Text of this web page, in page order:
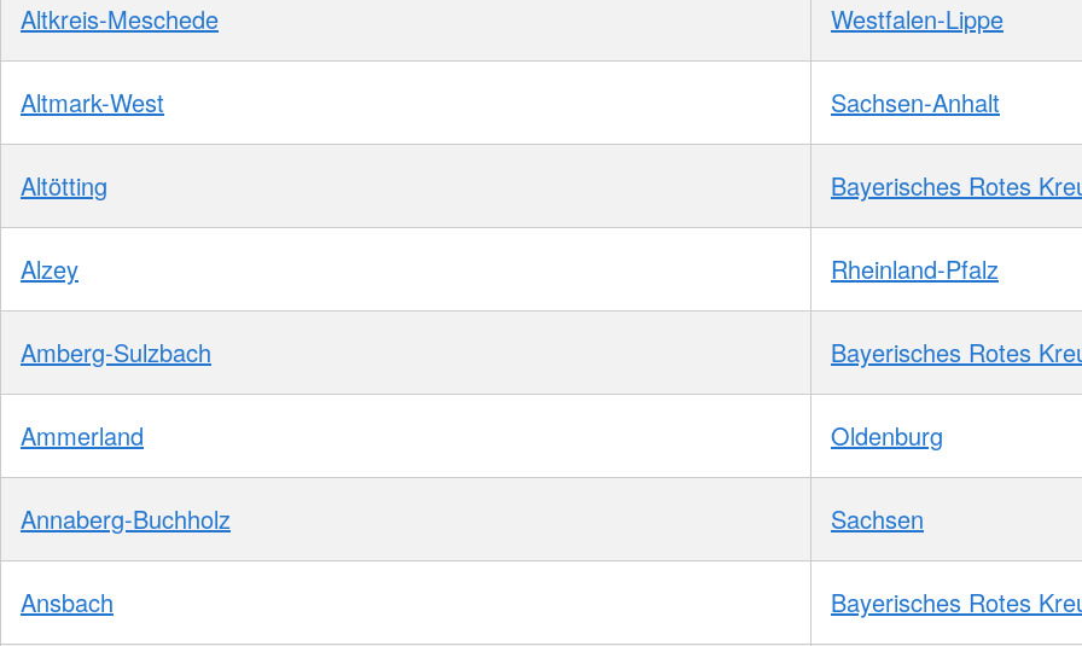
Altkreis-Meschede Westfalen-Lippe
Altmark-West Sachsen-Anhalt
Altötting Bayerisches Rotes
Alzey Rheinland-Pfalz
Amberg-Sulzbach Bayerisches Rotes
Ammerland Oldenburg
Annaberg-Buchholz Sachsen
Ansbach Bayerisches Rotes